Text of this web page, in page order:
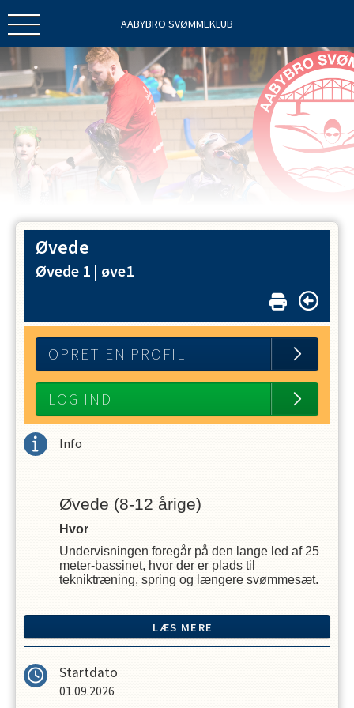
AABYBRO SVØMMEKLUB
Øvede
Øvede 1 | øve1
OPRET EN PROFIL
LOG IND
Info
Øvede (8-12 årige)
Hvor
Undervisningen foregår på den lange led af 25
meter-bassinet, hvor der er plads til
tekniktræning, spring og længere svømmesæt.
Holdet er for børn i alderen 8–12 år og følger
faste, ugentlige tider. Det præcise tidspunkt
Hvem
Holdet henvender sig til børn, der har afsluttet
LÆS MERE
Startdato
01.09.2026